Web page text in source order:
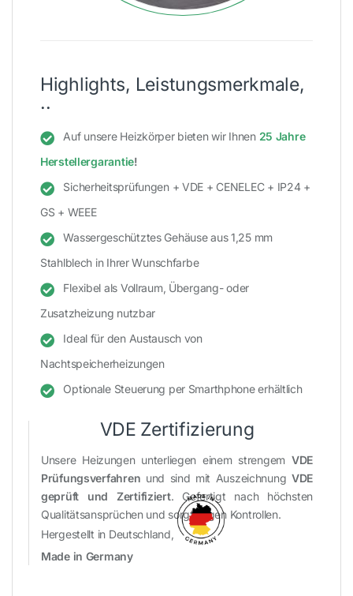
Highlights, Leistungsmerkmale,
..
Auf unsere Heizkörper bieten wir Ihnen 25 Jahre
Herstellergarantie!
Sicherheitsprüfungen + VDE + CENELEC + IP24 +
GS + WEEE
Wassergeschütztes Gehäuse aus 1,25 mm
Stahlblech in Ihrer Wunschfarbe
Flexibel als Vollraum, Übergang- oder
Zusatzheizung nutzbar
Ideal für den Austausch von
Nachtspeicherheizungen
Optionale Steuerung per Smarthphone erhältlich
VDE Zertifizierung
Unsere Heizungen unterliegen einem strengem VDE
Prüfungsverfahren und sind mit Auszeichnung VDE
geprüft und Zertifiziert. Gefertigt nach höchsten
Qualitätsansprüchen und sorgfältigen Kontrollen.
Hergestellt in Deutschland,
Made in Germany